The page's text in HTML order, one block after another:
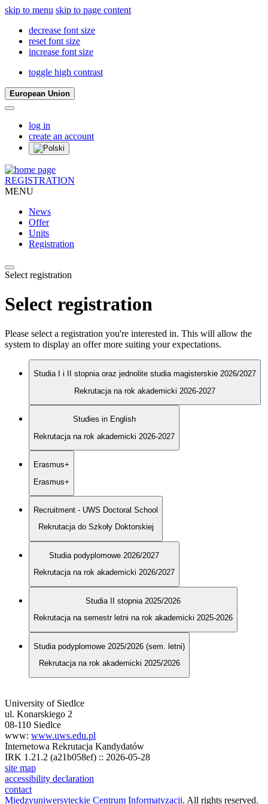
skip to menu skip to page content
decrease font size
reset font size
increase font size
toggle high contrast
European Union
log in
create an account
REGISTRATION
MENU
News
Offer
Units
Registration
Select registration
Select registration
Please select a registration you're interested in. This will allow the
system to display an offer more suiting your expectations.
Studia I i II stopnia oraz jednolite studia magisterskie 2026/2027
Rekrutacja na rok akademicki 2026-2027
Studies in English
Rekrutacja na rok akademicki 2026-2027
Erasmus+
Erasmus+
Recruitment - UWS Doctoral School
Rekrutacja do Szkoły Doktorskiej
Studia podyplomowe 2026/2027
Rekrutacja na rok akademicki 2026/2027
Studia II stopnia 2025/2026
Rekrutacja na semestr letni na rok akademicki 2025-2026
Studia podyplomowe 2025/2026 (sem. letni)
Rekrutacja na rok akademicki 2025/2026
University of Siedlce
ul. Konarskiego 2
08-110 Siedlce
www: www.uws.edu.pl
Internetowa Rekrutacja Kandydatów
IRK 1.21.2 (a21b058ef) :: 2026-05-28
site map
accessibility declaration
contact
Międzyuniwersyteckie Centrum Informatyzacji. All rights reserved.